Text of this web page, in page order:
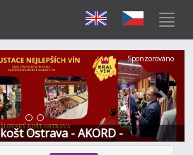
Ostrava - AKORD -
Další
Sponzorováno